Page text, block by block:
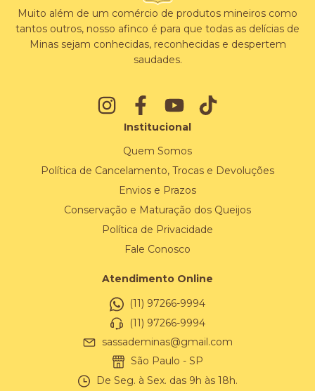
Muito além de um comércio de produtos mineiros como
tantos outros, nosso afinco é para que todas as delícias de
Minas sejam conhecidas, reconhecidas e despertem
saudades.
Institucional
Quem Somos
Política de Cancelamento, Trocas e Devoluções
Envios e Prazos
Conservação e Maturação dos Queijos
Política de Privacidade
Fale Conosco
Atendimento Online
(11) 97266-9994
(11) 97266-9994
sassademinas@gmail.com
São Paulo - SP
De Seg. à Sex. das 9h às 18h.